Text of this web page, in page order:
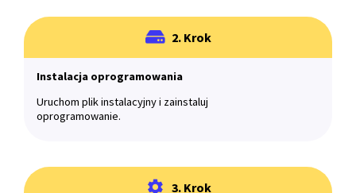
2. Krok
Instalacja oprogramowania
Uruchom plik instalacyjny i zainstaluj
oprogramowanie.
3. Krok